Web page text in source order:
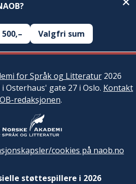
500,– Valgfri sum
for Språk og Litteratur2026
Osterhaus' gate 27 i Oslo. Kontakt
redaksjonen.
cookies på naob.no
støttespillere i 2026